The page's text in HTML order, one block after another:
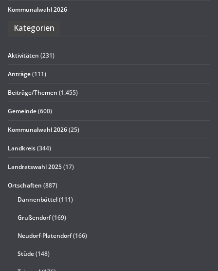
Kom­mu­nal­wahl 2026
Kate­go­rien
Aktivitäten (231)
Anträge(111)
Beiträge/Themen (1.455)
Gemeinde(600)
Kommunalwahl 2026(25)
Landkreis(344)
Landratswahl 2025(17)
Ortschaften (887)
Dannenbüttel(111)
Grußendorf(169)
Neudorf-Platendorf(166)
Stüde(148)